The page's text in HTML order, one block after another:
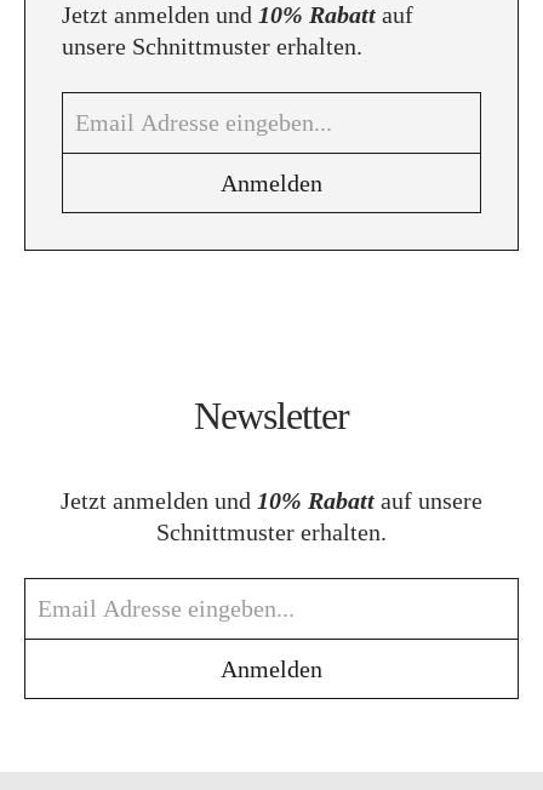
Jetzt anmelden und 10% Rabatt auf
unsere Schnittmuster erhalten.
Newsletter
Jetzt anmelden und 10% Rabatt auf unsere
Schnittmuster erhalten.